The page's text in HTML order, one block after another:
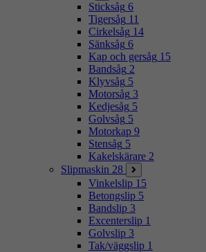
Sticksåg 6
Tigersåg 11
Cirkelsåg 14
Sänksåg 6
Kap och gersåg 15
Bandsåg 2
Klyvsåg 5
Motorsåg 3
Kedjesåg 5
Golvsåg 5
Motorkap 9
Stensåg 5
Kakelskärare 2
Slipmaskin 28
Vinkelslip 15
Betongslip 5
Bandslip 3
Excenterslip 1
Golvslip 3
Tak/väggslip 1